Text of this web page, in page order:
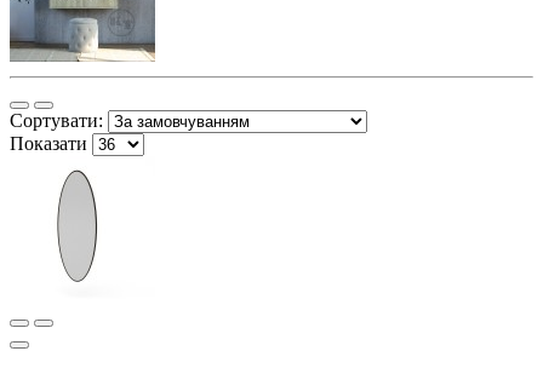
Сортувати:
Показати